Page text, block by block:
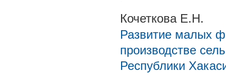
Кочеткова Е.Н.
Развитие малых
производстве
Республики